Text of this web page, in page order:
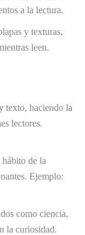
a la lectura.
y texturas,
leen.
texto, haciendo la
lectores.
de la
Ejemplo:
como ciencia,
la curiosidad.